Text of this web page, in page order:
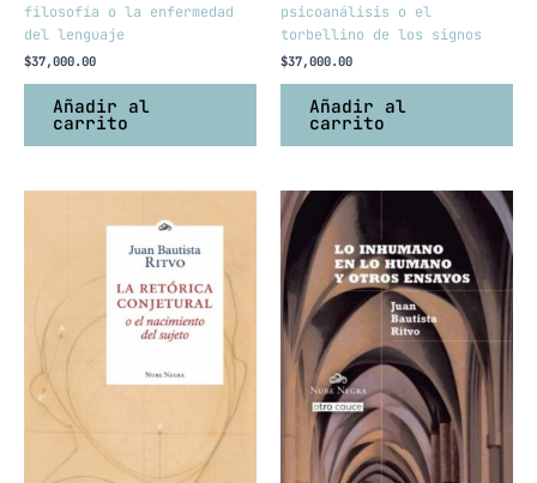
filosofía o la enfermedad
del lenguaje
$37,000.00
Añadir al
carrito
psicoanálisis o el
torbellino de los signos
$37,000.00
Añadir al
carrito